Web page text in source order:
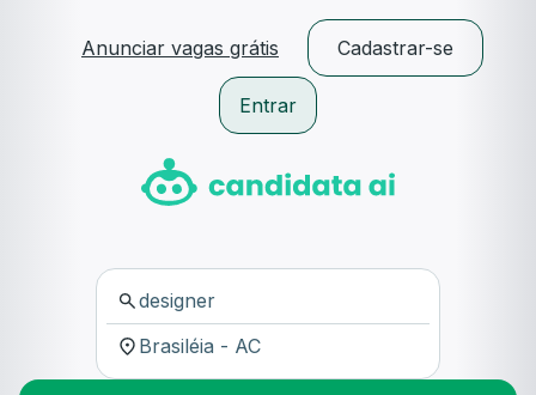
Anunciar vagas grátis Cadastrar-se
Entrar